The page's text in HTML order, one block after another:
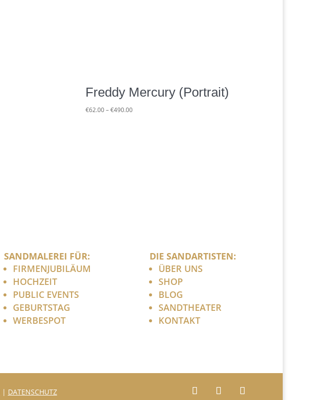
Freddy Mercury (Portrait)
€62.00–€490.00Preisspanne:
SANDMALEREI FÜR:
FIRMENJUBILÄUM
HOCHZEIT
PUBLIC EVENTS
GEBURTSTAG
WERBESPOT
DIE SANDARTISTEN:
ÜBER UNS
SHOP
BLOG
SANDTHEATER
KONTAKT
| DATENSCHUTZ